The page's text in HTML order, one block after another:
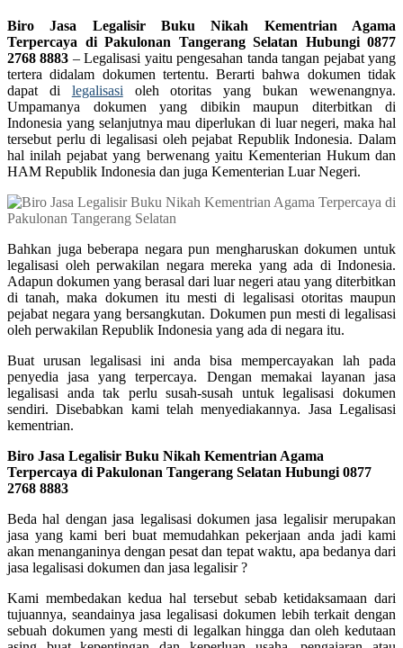
Biro Jasa Legalisir Buku Nikah Kementrian Agama
Terpercaya di Pakulonan Tangerang Selatan Hubungi 0877
2768 8883 – Legalisasi yaitu pengesahan tanda tangan pejabat yang
tertera didalam dokumen tertentu. Berarti bahwa dokumen tidak
dapat di legalisasi oleh otoritas yang bukan wewenangnya.
Umpamanya dokumen yang dibikin maupun diterbitkan di
Indonesia yang selanjutnya mau diperlukan di luar negeri, maka hal
tersebut perlu di legalisasi oleh pejabat Republik Indonesia. Dalam
hal inilah pejabat yang berwenang yaitu Kementerian Hukum dan
HAM Republik Indonesia dan juga Kementerian Luar Negeri.
Bahkan juga beberapa negara pun mengharuskan dokumen untuk
legalisasi oleh perwakilan negara mereka yang ada di Indonesia.
Adapun dokumen yang berasal dari luar negeri atau yang diterbitkan
di tanah, maka dokumen itu mesti di legalisasi otoritas maupun
pejabat negara yang bersangkutan. Dokumen pun mesti di legalisasi
oleh perwakilan Republik Indonesia yang ada di negara itu.
Buat urusan legalisasi ini anda bisa mempercayakan lah pada
penyedia jasa yang terpercaya. Dengan memakai layanan jasa
legalisasi anda tak perlu susah-susah untuk legalisasi dokumen
sendiri. Disebabkan kami telah menyediakannya. Jasa Legalisasi
kementrian.
Biro Jasa Legalisir Buku Nikah Kementrian Agama
Terpercaya di Pakulonan Tangerang Selatan Hubungi 0877
2768 8883
Beda hal dengan jasa legalisasi dokumen jasa legalisir merupakan
jasa yang kami beri buat memudahkan pekerjaan anda jadi kami
akan menanganinya dengan pesat dan tepat waktu, apa bedanya dari
jasa legalisasi dokumen dan jasa legalisir ?
Kami membedakan kedua hal tersebut sebab ketidaksamaan dari
tujuannya, seandainya jasa legalisasi dokumen lebih terkait dengan
sebuah dokumen yang mesti di legalkan hingga dan oleh kedutaan